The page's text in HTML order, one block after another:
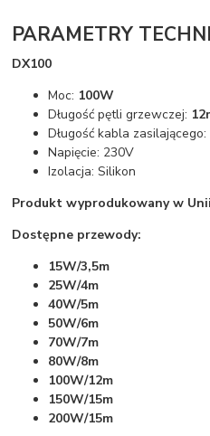
PARAMETRY
DX100
Moc: 100W
Długość pętli grzewczej:
Długość kabla zasilającego:
Napięcie: 230V
Izolacja: Silikon
Produkt wyprodukowany w
Dostępne przewody:
15W/3,5m
25W/4m
40W/5m
50W/6m
70W/7m
80W/8m
100W/12m
150W/15m
200W/15m